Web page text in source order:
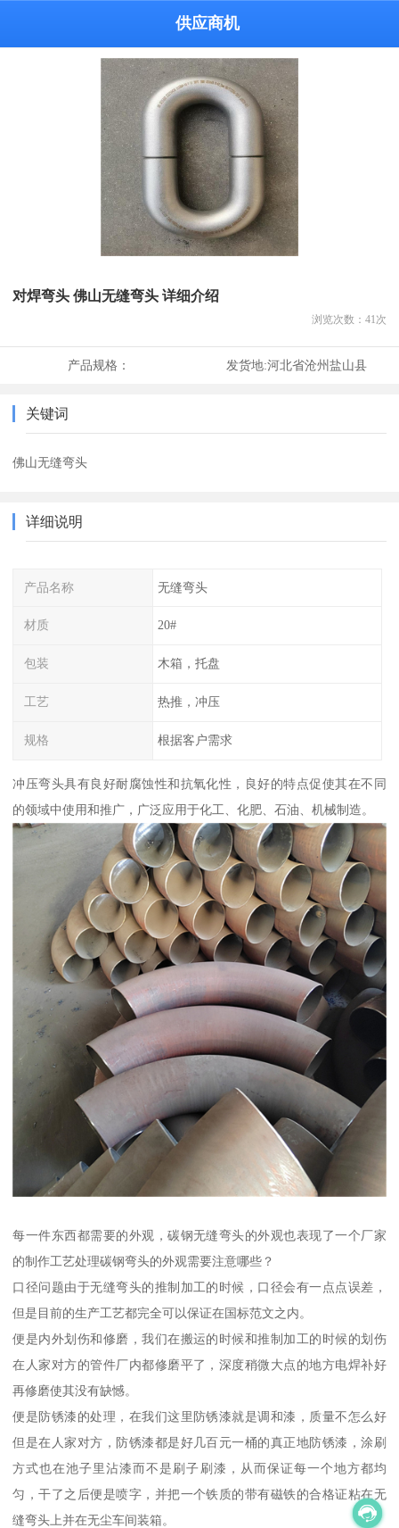
供应商机
对焊弯头 佛山无缝弯头 详细介绍
浏览次数： 41 次
产品规格： 发货地:河北省沧州盐山县
关键词
佛山无缝弯头
详细说明
产品名称 无缝弯头
材质 20#
包装 木箱，托盘
工艺 热推，冲压
规格 根据客户需求
冲压弯头具有良好耐腐蚀性和抗氧化性，良好的特点促使其在不同
的领域中使用和推广，广泛应用于化工、化肥、石油、机械制造。
每一件东西都需要的外观，碳钢无缝弯头的外观也表现了一个厂家
的制作工艺处理碳钢弯头的外观需要注意哪些？
口径问题由于无缝弯头的推制加工的时候，口径会有一点点误差，
但是目前的生产工艺都完全可以保证在国标范文之内。
便是内外划伤和修磨，我们在搬运的时候和推制加工的时候的划伤
在人家对方的管件厂内都修磨平了，深度稍微大点的地方电焊补好
再修磨使其没有缺憾。
便是防锈漆的处理，在我们这里防锈漆就是调和漆，质量不怎么好
但是在人家对方，防锈漆都是好几百元一桶的真正地防锈漆，涂刷
方式也在池子里沾漆而不是刷子刷漆，从而保证每一个地方都均
匀，干了之后便是喷字，并把一个铁质的带有磁铁的合格证粘在无
缝弯头上并在无尘车间装箱。